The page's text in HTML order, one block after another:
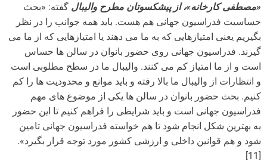
«مصطفی کارخانه»، از پیشکسوتان مطرح والیبال گفته: «بحث
حساسیت فدراسیون جهانی هم هست. باید همه جوانب را در نظر
بگیریم یعنی امتیازهایی که به ما می دهند یا امتیازهایی که از ما می
گیرند. فدراسیون جهانی روی حضور بانوان در سالن ها حساس
است و از ما امتیاز کم می کنند. والیبال ما در سطح مطلوبی است
و انتظارات از والیبال ما بالا رفته و باید موانع و محدودیت ها را کم
کنیم. بحث حضور بانوان در سالن ها یکی از موضوع های مهم
فدراسیون جهانی است و باید شرایطی را فراهم کنیم تا این حضور
به بهترین شکل انجام شود تا هم خواسته فدراسیون جهانی تامین
شود و هم قوانین داخلی و ارزشی کشور مورد توجه قرار بگیرد».
[11]